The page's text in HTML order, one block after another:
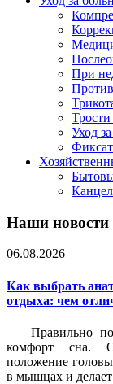
При
Уход
Наши новости
06.08.2026
Как выбрать
отдыха: чем
Правильно
комфорт сна.
положение
в мышцах и